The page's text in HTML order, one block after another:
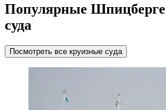
Популярные
суда
Посмотреть все круизные суда